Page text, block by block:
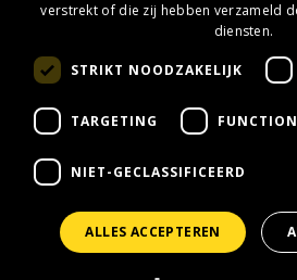
Events
Hospitality
Nieuws
Privacy – Cookieverklaring –
verstrekt of die zij hebben verzameld
diensten.
STRIKT NOODZAKELIJK
TARGETING
NIET-GECLASSIFICEERD
ALLES ACCEPTEREN